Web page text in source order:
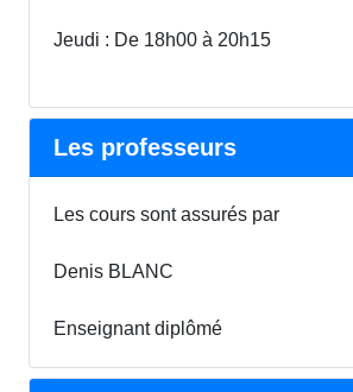
Jeudi : De 18h00 à 20h15
Les professeurs
Les cours sont assurés par
Denis BLANC
Enseignant diplômé